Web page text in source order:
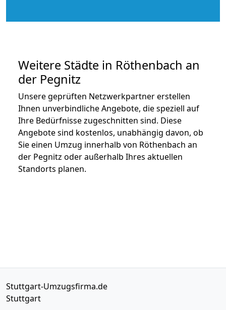
Weitere Städte in Röthenbach an
der Pegnitz
Unsere geprüften Netzwerkpartner erstellen
Ihnen unverbindliche Angebote, die speziell auf
Ihre Bedürfnisse zugeschnitten sind. Diese
Angebote sind kostenlos, unabhängig davon, ob
Sie einen Umzug innerhalb von Röthenbach an
der Pegnitz oder außerhalb Ihres aktuellen
Standorts planen.
Stuttgart-Umzugsfirma.de
Stuttgart